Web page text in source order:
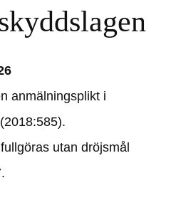
anmälningsplikt i
utan dröjsmål